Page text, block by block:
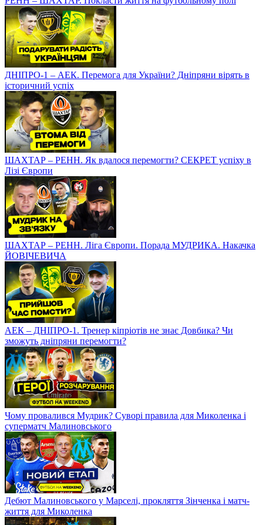
ДНІПРО-1 – АЕК. Перемога для України? Дніпряни вірять в
історичний успіх
ШАХТАР – РЕНН. Як вдалося перемогти? СЕКРЕТ успіху в
Лізі Європи
ШАХТАР – РЕНН. Ліга Європи. Порада МУДРИКА. Накачка
ЙОВІЧЕВИЧА
АЕК – ДНІПРО-1. Тренер кіпріотів не знає Довбика? Чи
зможуть дніпряни перемогти?
Чому провалився Мудрик? Суворі правила для Миколенка і
суперматч Малиновського
Дебют Малиновського у Марселі, прокляття Зінченка і матч-
життя для Миколенка